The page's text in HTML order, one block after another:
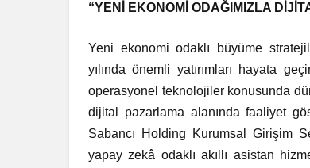
“YENİ EKONOMİ ODAĞIMIZLA
Yeni ekonomi odaklı büyüme
yılında önemli yatırımları hayata
operasyonel teknolojiler konusunda
dijital pazarlama alanında faaliyet
Sabancı Holding Kurumsal Girişim
yapay zekâ odaklı akıllı asistan